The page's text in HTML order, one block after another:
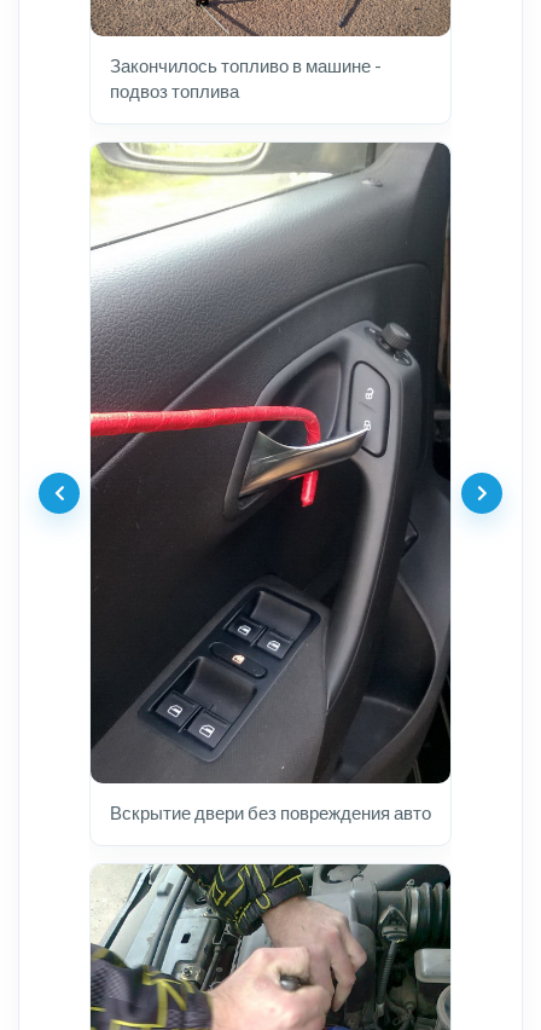
Закончилось топливо в машине -
подвоз топлива
Вскрытие двери без повреждения авто